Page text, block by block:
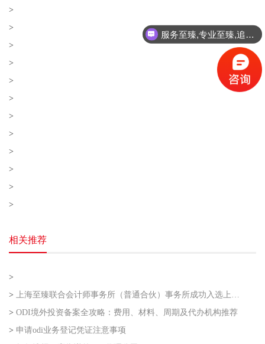
>
>
>
>
>
>
>
>
>
>
>
>
相关推荐
>
> 上海至臻联合会计师事务所（普通合伙）事务所成功入选上海市企业走出去专业服务联盟第二批
> ODI境外投资备案全攻略：费用、材料、周期及代办机构推荐
> 申请odi业务登记凭证注意事项